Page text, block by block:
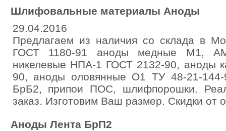
Шлифовальные материалы Аноды
29.04.2016
Предлагаем из наличия со склада в
ГОСТ 1180-91 аноды медные М1,
никелевые НПА-1 ГОСТ 2132-90, аноды
90, аноды оловянные О1 ТУ 48-21-
БрБ2, припои ПОС, шлифпорошки.
заказ. Изготовим Ваш размер. Скидки от
Аноды Лента БрП2